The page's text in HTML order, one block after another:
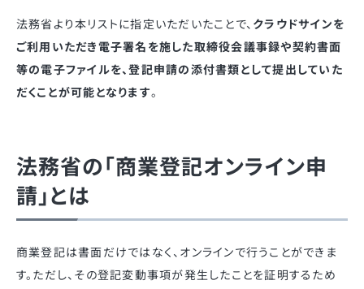
法務省より本リストに指定いただいたことで、 クラウドサインを
ご利用いただき電子署名を施した取締役会議事録や契約書面
等の電子ファイルを、登記申請の添付書類として提出していた
だくことが可能となります。
法務省の「商業登記オンライン申
請」とは
商業登記は書面だけではなく、オンラインで行うことができま
す。ただし、その登記変動事項が発生したことを証明するため